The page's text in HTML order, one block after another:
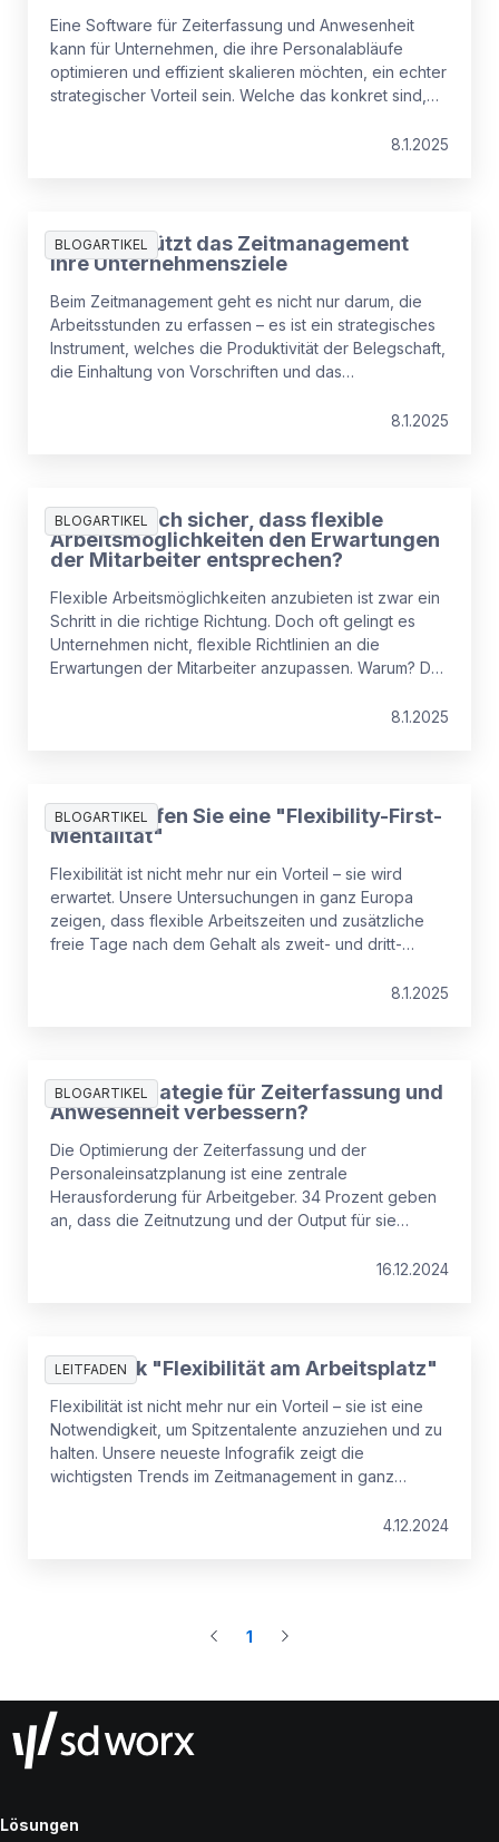
Eine Software für Zeiterfassung und Anwesenheit
kann für Unternehmen, die ihre Personalabläufe
optimieren und effizient skalieren möchten, ein echter
strategischer Vorteil sein. Welche das konkret sind,
Unternehmen mit mehr als 2.500 Mitarbeitenden
Unternehmen sinkt die Akzeptanzrate jedoch auf 52
%, was das Wachstumspotenzial unterstreicht.
8.1.2025
BLOGARTIKEL
So unterstützt das Zeitmanagement
Ihre Unternehmensziele
Beim Zeitmanagement geht es nicht nur darum, die
Arbeitsstunden zu erfassen – es ist ein strategisches
Instrument, welches die Produktivität der Belegschaft,
die Einhaltung von Vorschriften und das
8.1.2025
BLOGARTIKEL
Wie stelle ich sicher, dass flexible
Arbeitsmöglichkeiten den Erwartungen
der Mitarbeiter entsprechen?
Flexible Arbeitsmöglichkeiten anzubieten ist zwar ein
Schritt in die richtige Richtung. Doch oft gelingt es
Unternehmen nicht, flexible Richtlinien an die
Erwartungen der Mitarbeiter anzupassen. Warum? Das
8.1.2025
BLOGARTIKEL
So erschaffen Sie eine "Flexibility-First-
Mentalität"
Flexibilität ist nicht mehr nur ein Vorteil – sie wird
erwartet. Unsere Untersuchungen in ganz Europa
zeigen, dass flexible Arbeitszeiten und zusätzliche
freie Tage nach dem Gehalt als zweit- und dritt-
Allerdings geben nur 50 % der Arbeitnehmenden an,
8.1.2025
BLOGARTIKEL
Wie die Strategie für Zeiterfassung und
Anwesenheit verbessern?
Die Optimierung der Zeiterfassung und der
Personaleinsatzplanung ist eine zentrale
Herausforderung für Arbeitgeber. 34 Prozent geben
an, dass die Zeitnutzung und der Output für sie
33 Prozent genannt, ist jedoch die Stärkung des16.12.2024
LEITFADEN
Infografik "Flexibilität am Arbeitsplatz"
Flexibilität ist nicht mehr nur ein Vorteil – sie ist eine
Notwendigkeit, um Spitzentalente anzuziehen und zu
halten. Unsere neueste Infografik zeigt die
wichtigsten Trends im Zeitmanagement in ganz
intelligenteren sowie effektiveren Strategien an die
4.12.2024
1
Lösungen